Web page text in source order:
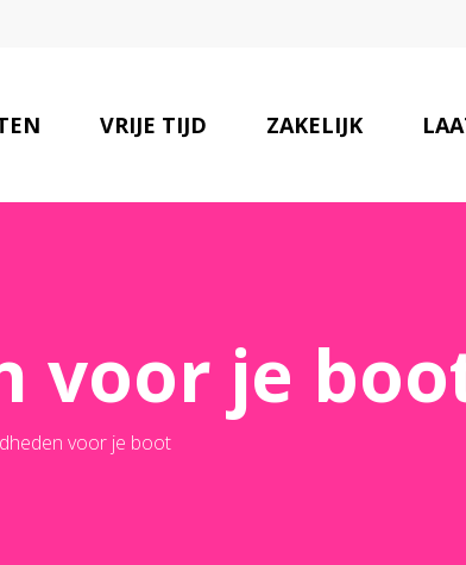
VRIJE TIJD ZAKELIJK
voor je
voor je boot